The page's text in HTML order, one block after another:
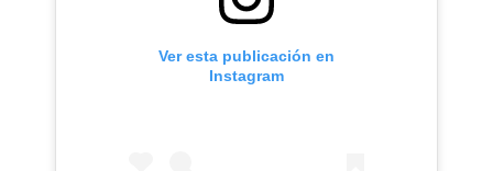
Ver esta publicación en
Instagram